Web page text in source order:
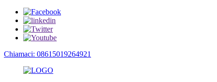
Chiamaci: 08615019264921